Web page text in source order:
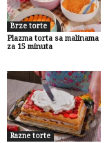
Brze torte
Plazma torta sa malinama
za 15 minuta
Razne torte